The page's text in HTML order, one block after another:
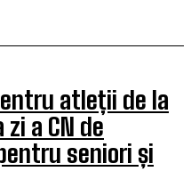
atleții de la
a CN de
seniori și